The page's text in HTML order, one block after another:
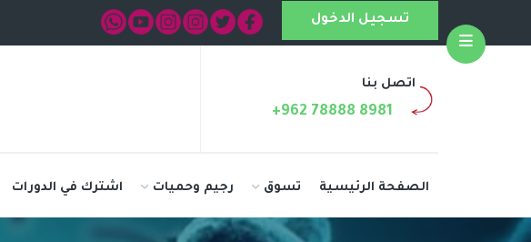
تسجيل الدخول
اتصل بنا
+962 78888 8981
الصفحة الرئيسية تسوق رجيم وحميات اشترك في الدورات